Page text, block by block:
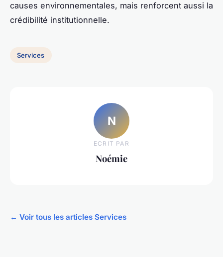
causes environnementales, mais renforcent aussi la
crédibilité institutionnelle.
Services
N
ECRIT PAR
Noémie
← Voir tous les articles Services